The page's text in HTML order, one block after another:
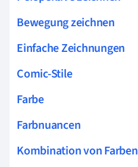
Bewegung zeichnen
Einfache Zeichnungen
Comic-Stile
Farbe
Farbnuancen
Kombination von Farben